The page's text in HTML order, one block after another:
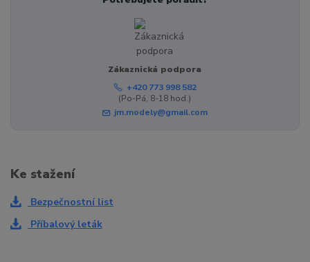
Zákaznická podpora
+420 773 998 582
(Po-Pá, 8-18 hod.)
jm.modely@gmail.com
Ke stažení
Bezpečnostní list
Příbalový leták